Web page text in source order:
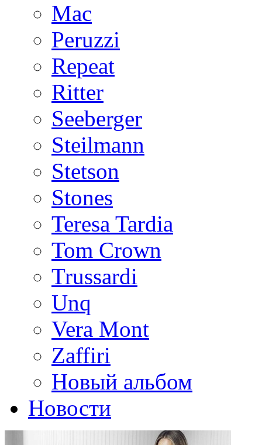
Mac
Peruzzi
Repeat
Ritter
Seeberger
Steilmann
Stetson
Stones
Teresa Tardia
Tom Crown
Trussardi
Unq
Vera Mont
Zaffiri
Новый альбом
Новости